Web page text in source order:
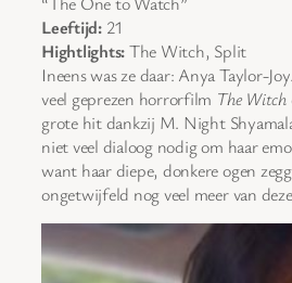
Leeftijd:21
Hightlights:The Witch, Split
Ineens was ze daar: Anya Taylor-
veel geprezen horrorfilm The Witch
grote hit dankzij M. Night
niet veel dialoog nodig om haar
want haar diepe, donkere ogen
ongetwijfeld nog veel meer van